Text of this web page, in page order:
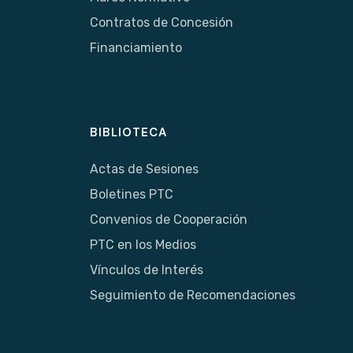
Contratos de Concesión
Financiamiento
BIBLIOTECA
Actas de Sesiones
Boletines PTC
Convenios de Cooperación
PTC en los Medios
Vínculos de Interés
Seguimiento de Recomendaciones